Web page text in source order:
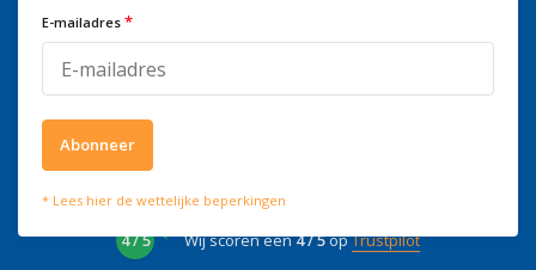
kantooruren bereikbaar op
Wat onze klanten zeggen
4 / 5 Wij scoren een4 / 5opTrustpilot
E-mailadres *
Abonneer
* Lees hier de wettelijke beperkingen